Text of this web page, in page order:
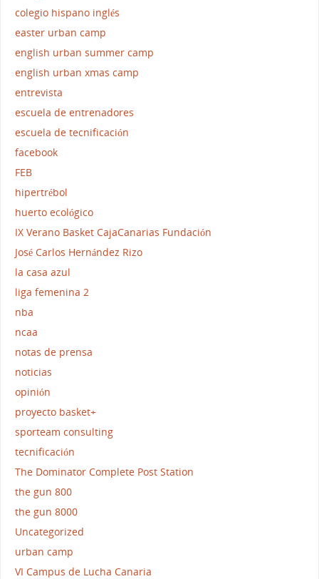
colegio hispano inglés
easter urban camp
english urban summer camp
english urban xmas camp
entrevista
escuela de entrenadores
escuela de tecnificación
facebook
FEB
hipertrébol
huerto ecológico
IX Verano Basket CajaCanarias Fundación
José Carlos Hernández Rizo
la casa azul
liga femenina 2
nba
ncaa
notas de prensa
noticias
opinión
proyecto basket+
sporteam consulting
tecnificación
The Dominator Complete Post Station
the gun 800
the gun 8000
Uncategorized
urban camp
VI Campus de Lucha Canaria